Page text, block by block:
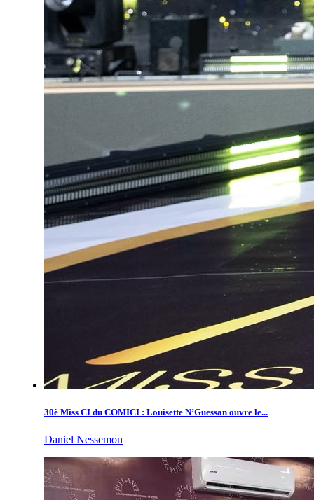
30è Miss CI du COMICI : Louisette N’Guessan ouvre le...
Daniel Nessemon